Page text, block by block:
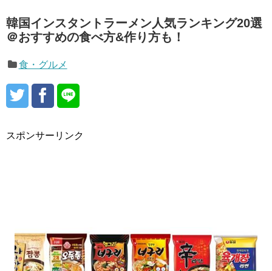
韓国インスタントラーメン人気ランキング20選
＠おすすめの食べ方&作り方も！
食・グルメ
スポンサーリンク